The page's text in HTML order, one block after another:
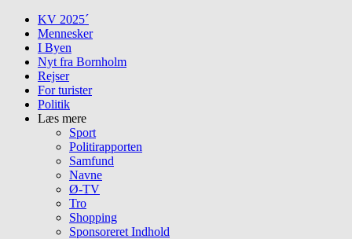
Skip
content
KV 2025´
Mennesker
I Byen
Nyt fra Bornholm
Rejser
For turister
Politik
Læs mere
Sport
Politirapporten
Samfund
Navne
Ø-TV
Tro
Shopping
Sponsoreret Indhold